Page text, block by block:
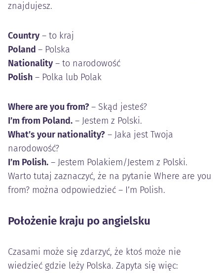
znajdujesz.
Country – to kraj
Poland – Polska
Nationality – to narodowość
Polish – Polka lub Polak
Where are you from?– Skąd jesteś?
I’m from Poland. – Jestem z Polski.
What’s your nationality? – Jaka jest Twoja
narodowość?
I’m Polish. – Jestem Polakiem/Jestem z Polski.
Warto tutaj zaznaczyć, że na pytanie Where are you
from? można odpowiedzieć – I’m Polish.
Położenie kraju po angielsku
Czasami może się zdarzyć, że ktoś może nie
wiedzieć gdzie leży Polska. Zapyta się więc: